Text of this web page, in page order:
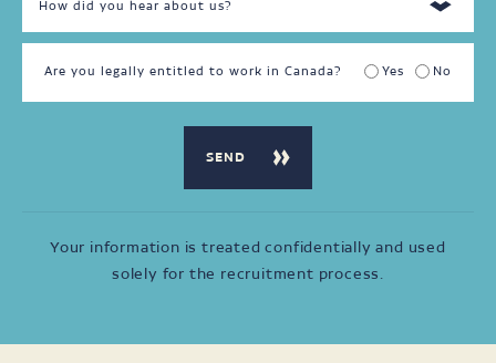
Are you legally entitled to work in Canada? Yes No
Your information is treated confidentially and used
solely for the recruitment process.